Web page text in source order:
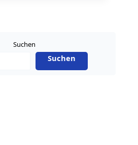
Suchen
Suchen